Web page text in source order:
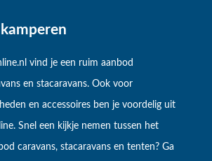
vind je een ruim aanbod
en stacaravans. Ook voor
en accessoires ben je voordelig uit
Snel een kijkje nemen tussen het
caravans, stacaravans en tenten? Ga